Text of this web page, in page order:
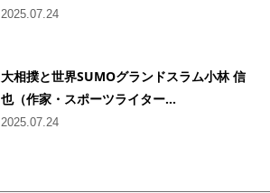
2025.07.24
大相撲と世界SUMOグランドスラム小林 信
也（作家・スポーツライター...
2025.07.24